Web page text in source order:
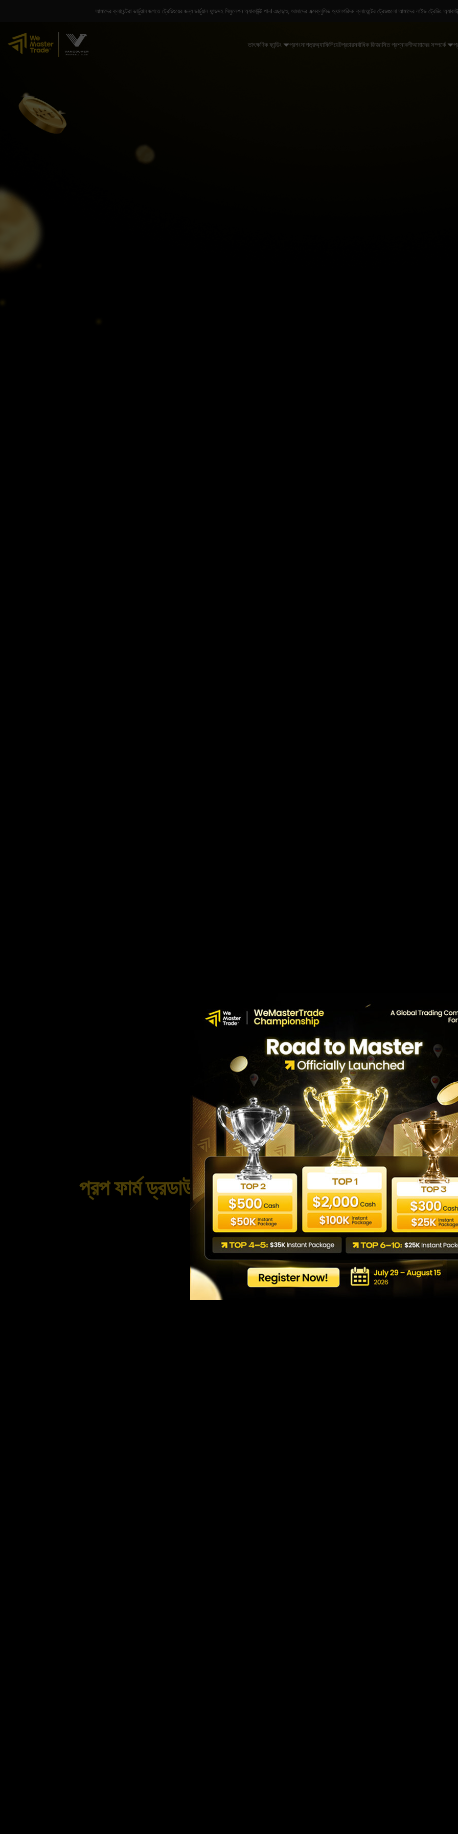
আমাদের ক্লায়েন্টরা ভার্চুয়াল জগতে ট্রেডিংয়ের জন্য ভার্চুয়াল ফান্ডসহ সিমুলেশন অ্যাকাউন্ট পান। এছাড়াও, আমাদের এক্সক্লুসিভ অ্যালগরিদম ক্লায়েন্টের ট্রেডগুলো আমাদের লাইভ ট্রেডিং
তাৎক্ষণিক ফান্ডিং প্রশংসাপত্রঅ্যাফিলিয়েটপ্রচারসর্বাধিক জিজ্ঞাসিত প্রশ্নাবলীআমাদের সম্পর্কে
প্রপ ফার্ম ড্রডাউন রুলস এবং একাউন্ট সুরক্ষা গাইড:
Last updated: 26/04/2026